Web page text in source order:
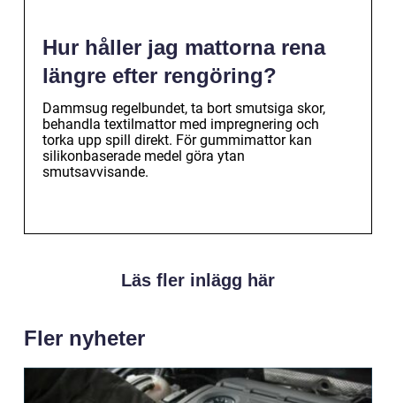
Hur håller jag mattorna rena
längre efter rengöring?
Dammsug regelbundet, ta bort smutsiga skor,
behandla textilmattor med impregnering och
torka upp spill direkt. För gummimattor kan
silikonbaserade medel göra ytan
smutsavvisande.
Läs fler inlägg här
Fler nyheter